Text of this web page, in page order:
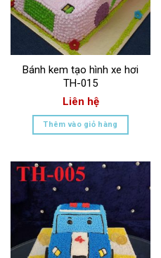
Bánh kem tạo hình xe hơi
TH-015
Liên hệ
Thêm vào giỏ hàng